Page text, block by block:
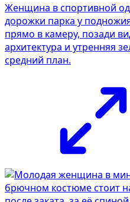
Женщина в спортивной
дорожки парка у
прямо в камеру, позади
архитектура и утренняя
средний план.